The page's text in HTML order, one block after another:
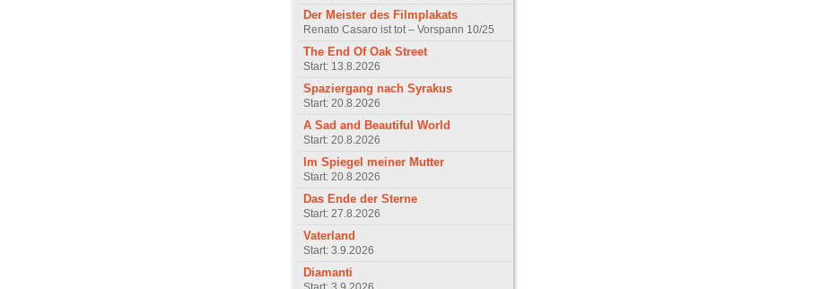
Der Meister des Filmplakats
Renato Casaro ist tot – Vorspann 10/25
The End Of Oak Street
Start: 13.8.2026
Spaziergang nach Syrakus
Start: 20.8.2026
A Sad and Beautiful World
Start: 20.8.2026
Im Spiegel meiner Mutter
Start: 20.8.2026
Das Ende der Sterne
Start: 27.8.2026
Vaterland
Start: 3.9.2026
Diamanti